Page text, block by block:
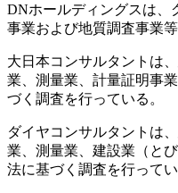
DNホールディングスは、
事業および地質調査事業等
大日本コンサルタントは
業、測量業、計量証明事
づく調査を行っている。
ダイヤコンサルタントは
業、測量業、建設業（と
法に基づく調査を行ってい